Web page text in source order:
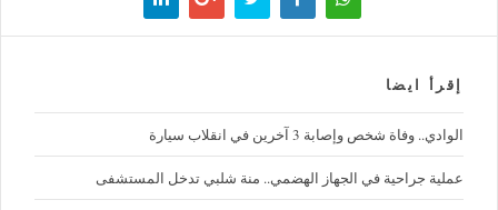
إقرأ ايضا
الوادي.. وفاة شخص وإصابة 3 آخرين في انقلاب سيارة
عملية جراحية في الجهاز الهضمي.. منة شلبي تدخل المستشفى